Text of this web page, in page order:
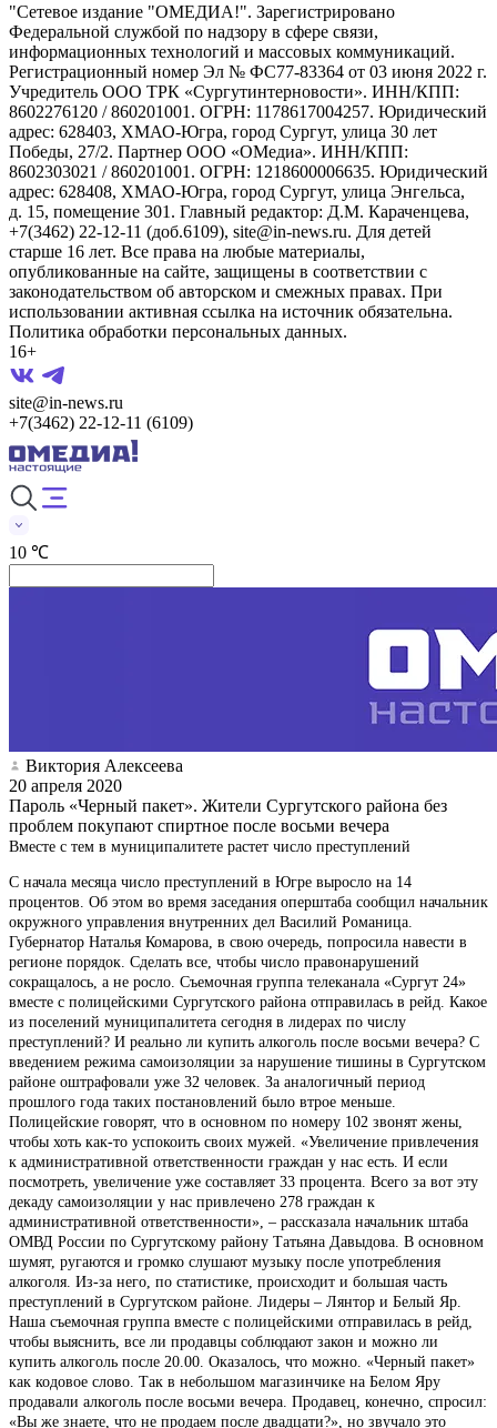
"Сетевое издание "ОМЕДИА!". Зарегистрировано
Федеральной службой по надзору в сфере связи,
информационных технологий и массовых коммуникаций.
Регистрационный номер Эл № ФС77-83364 от 03 июня 2022 г.
Учредитель ООО ТРК «Сургутинтерновости». ИНН/КПП:
8602276120 / 860201001. ОГРН: 1178617004257. Юридический
адрес: 628403, ХМАО-Югра, город Сургут, улица 30 лет
Победы, 27/2. Партнер ООО «ОМедиа». ИНН/КПП:
8602303021 / 860201001. ОГРН: 1218600006635. Юридический
адрес: 628408, ХМАО-Югра, город Сургут, улица Энгельса,
д. 15, помещение 301. Главный редактор: Д.М. Караченцева,
+7(3462) 22-12-11 (доб.6109), site@in-news.ru. Для детей
старше 16 лет. Все права на любые материалы,
опубликованные на сайте, защищены в соответствии с
законодательством об авторском и смежных правах. При
использовании активная ссылка на источник обязательна.
Политика обработки персональных данных.
16+
site@in-news.ru
+7(3462) 22-12-11 (6109)
10 ℃
Виктория Алексеева
20 апреля 2020
Пароль «Черный пакет». Жители Сургутского района без
проблем покупают спиртное после восьми вечера
Вместе с тем в муниципалитете растет число преступлений
С начала месяца число преступлений в Югре выросло на 14
процентов. Об этом во время заседания оперштаба сообщил начальник
окружного управления внутренних дел Василий Романица.
Губернатор Наталья Комарова, в свою очередь, попросила навести в
регионе порядок. Сделать все, чтобы число правонарушений
сокращалось, а не росло. Съемочная группа телеканала «Сургут 24»
вместе с полицейскими Сургутского района отправилась в рейд. Какое
из поселений муниципалитета сегодня в лидерах по числу
преступлений? И реально ли купить алкоголь после восьми вечера? С
введением режима самоизоляции за нарушение тишины в Сургутском
районе оштрафовали уже 32 человек. За аналогичный период
прошлого года таких постановлений было втрое меньше.
Полицейские говорят, что в основном по номеру 102 звонят жены,
чтобы хоть как-то успокоить своих мужей. «Увеличение привлечения
к административной ответственности граждан у нас есть. И если
посмотреть, увеличение уже составляет 33 процента. Всего за вот эту
декаду самоизоляции у нас привлечено 278 граждан к
административной ответственности», – рассказала начальник штаба
ОМВД России по Сургутскому району Татьяна Давыдова. В основном
шумят, ругаются и громко слушают музыку после употребления
алкоголя. Из-за него, по статистике, происходит и большая часть
преступлений в Сургутском районе. Лидеры – Лянтор и Белый Яр.
Наша съемочная группа вместе с полицейскими отправилась в рейд,
чтобы выяснить, все ли продавцы соблюдают закон и можно ли
купить алкоголь после 20.00. Оказалось, что можно. «Черный пакет»
как кодовое слово. Так в небольшом магазинчике на Белом Яру
продавали алкоголь после восьми вечера. Продавец, конечно, спросил:
«Вы же знаете, что не продаем после двадцати?», но звучало это